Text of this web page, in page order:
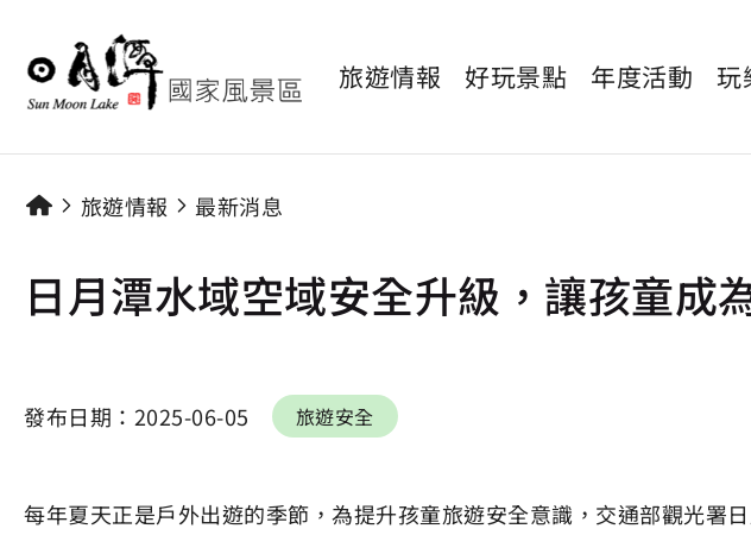
旅遊情報 好玩景點 年度活動 玩
旅遊情報 最新消息
日月潭水域空域安全升級，讓孩童成
發布日期： 2025-06-05 旅遊安全
每年夏天正是戶外出遊的季節，為提升孩童旅遊安全意識，交通部觀光署